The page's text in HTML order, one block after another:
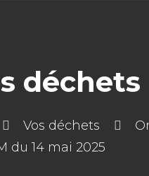
déchets
Vos déchets
du 14 mai 2025